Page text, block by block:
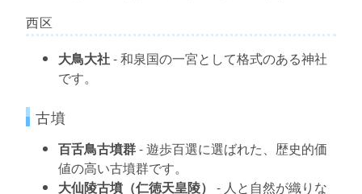
西区
大鳥大社- 和泉国の一宮として格式のある神社
です。
古墳
百舌鳥古墳群- 遊歩百選に選ばれた、歴史的価
値の高い古墳群です。
大仙陵古墳（仁徳天皇陵） - 人と自然が織りな